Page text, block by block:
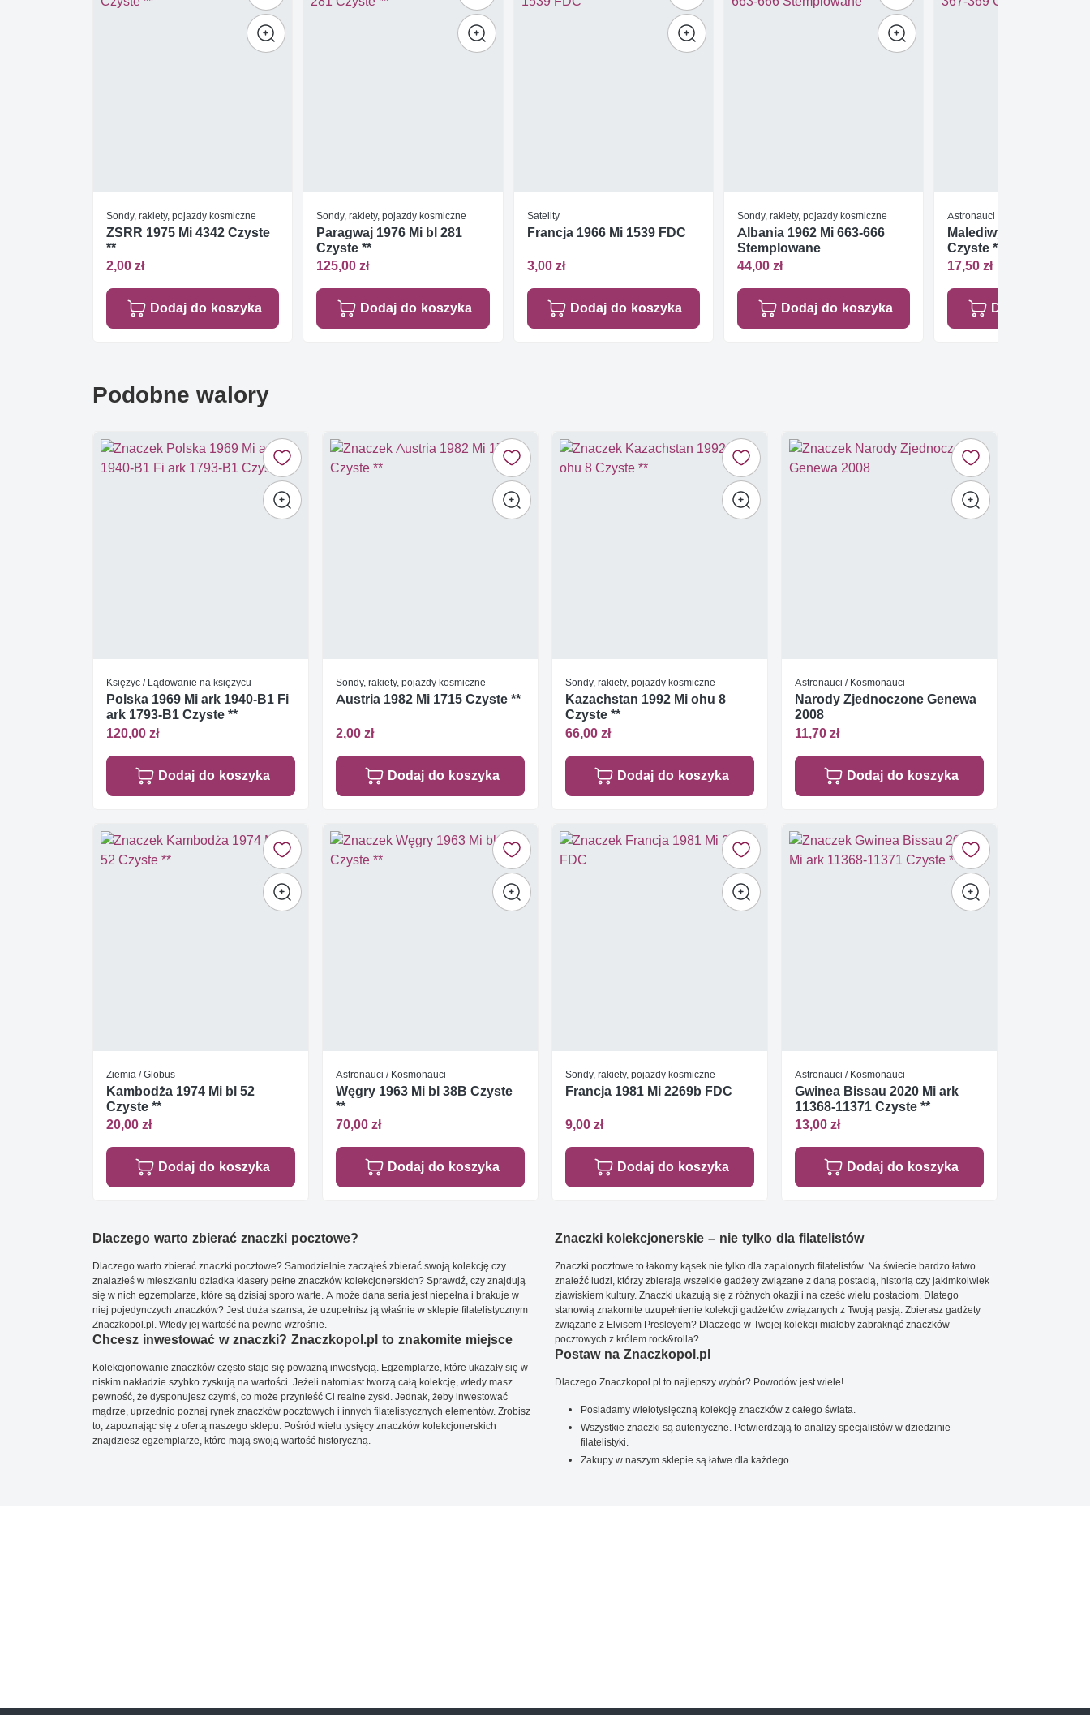
Sondy, rakiety, pojazdy kosmiczne
ZSRR 1975 Mi 4342 Czyste
**
2,00 zł
Dodaj do koszyka
Sondy, rakiety, pojazdy kosmiczne
Paragwaj 1976 Mi bl 281
Czyste **
125,00 zł
Dodaj do koszyka
Satelity
Francja 1966 Mi 1539 FDC
3,00 zł
Dodaj do koszyka
Sondy, rakiety, pojazdy kosmiczne
Albania 1962 Mi 663-666
Stemplowane
44,00 zł
Dodaj do koszyka
Astronauci / Kosmonauci
Malediwy 1971 Mi 367-
Czyste **
17,50 zł
Dodaj do
Podobne walory
Księżyc / Lądowanie na księżycu
Polska 1969 Mi ark 1940-B1 Fi
ark 1793-B1 Czyste **
120,00 zł
Dodaj do koszyka
Sondy, rakiety, pojazdy kosmiczne
Austria 1982 Mi 1715 Czyste **
2,00 zł
Dodaj do koszyka
Sondy, rakiety, pojazdy kosmiczne
Kazachstan 1992 Mi ohu 8
Czyste **
66,00 zł
Dodaj do koszyka
Astronauci / Kosmonauci
Narody Zjednoczone Genewa
2008
11,70 zł
Dodaj do koszyka
Ziemia / Globus
Kambodża 1974 Mi bl 52
Czyste **
20,00 zł
Dodaj do koszyka
Astronauci / Kosmonauci
Węgry 1963 Mi bl 38B Czyste
**
70,00 zł
Dodaj do koszyka
Sondy, rakiety, pojazdy kosmiczne
Francja 1981 Mi 2269b FDC
9,00 zł
Dodaj do koszyka
Astronauci / Kosmonauci
Gwinea Bissau 2020 Mi ark
11368-11371 Czyste **
13,00 zł
Dodaj do koszyka
Dlaczego warto zbierać znaczki pocztowe?
Dlaczego warto zbierać znaczki pocztowe? Samodzielnie zacząłeś zbierać swoją kolekcję czy
znalazłeś w mieszkaniu dziadka klasery pełne znaczków kolekcjonerskich? Sprawdź, czy znajdują
się w nich egzemplarze, które są dzisiaj sporo warte. A może dana seria jest niepełna i brakuje w
niej pojedynczych znaczków? Jest duża szansa, że uzupełnisz ją właśnie w sklepie filatelistycznym
Znaczkopol.pl. Wtedy jej wartość na pewno wzrośnie.
Chcesz inwestować w znaczki? Znaczkopol.pl to znakomite miejsce
Kolekcjonowanie znaczków często staje się poważną inwestycją. Egzemplarze, które ukazały się w
niskim nakładzie szybko zyskują na wartości. Jeżeli natomiast tworzą całą kolekcję, wtedy masz
pewność, że dysponujesz czymś, co może przynieść Ci realne zyski. Jednak, żeby inwestować
mądrze, uprzednio poznaj rynek znaczków pocztowych i innych filatelistycznych elementów. Zrobisz
to, zapoznając się z ofertą naszego sklepu. Pośród wielu tysięcy znaczków kolekcjonerskich
znajdziesz egzemplarze, które mają swoją wartość historyczną.
Znaczki kolekcjonerskie – nie tylko dla filatelistów
Znaczki pocztowe to łakomy kąsek nie tylko dla zapalonych filatelistów. Na świecie bardzo łatwo
znaleźć ludzi, którzy zbierają wszelkie gadżety związane z daną postacią, historią czy jakimkolwiek
zjawiskiem kultury. Znaczki ukazują się z różnych okazji i na cześć wielu postaciom. Dlatego
stanowią znakomite uzupełnienie kolekcji gadżetów związanych z Twoją pasją. Zbierasz gadżety
związane z Elvisem Presleyem? Dlaczego w Twojej kolekcji miałoby zabraknąć znaczków
pocztowych z królem rock&rolla?
Postaw na Znaczkopol.pl
Dlaczego Znaczkopol.pl to najlepszy wybór? Powodów jest wiele!
Posiadamy wielotysięczną kolekcję znaczków z całego świata.
Wszystkie znaczki są autentyczne. Potwierdzają to analizy specjalistów w dziedzinie
filatelistyki.
Zakupy w naszym sklepie są łatwe dla każdego.